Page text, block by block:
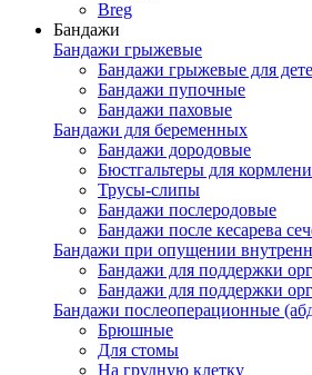
Breg
Бандажи
Бандажи грыжевые
Бандажи грыжевые для
Бандажи пупочные
Бандажи паховые
Бандажи для беременных
Бандажи дородовые
Бюстгальтеры для
Трусы-слипы
Бандажи послеродовые
Бандажи после кесарева
Бандажи при опущении
Бандажи для поддержки
Бандажи для поддержки
Бандажи послеоперационные
Брюшные
Для стомы
На грудную клетку